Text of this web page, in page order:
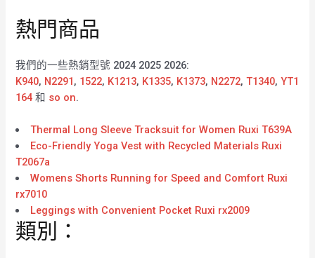
熱門商品
我們的一些熱銷型號 2024 2025 2026:
K940, N2291, 1522, K1213, K1335, K1373, N2272,T1340,YT1
164 和 so on.
Thermal Long Sleeve Tracksuit for Women Ruxi T639A
Eco-Friendly Yoga Vest with Recycled Materials Ruxi
T2067a
Womens Shorts Running for Speed and Comfort Ruxi
rx7010
Leggings with Convenient Pocket Ruxi rx2009
類別：